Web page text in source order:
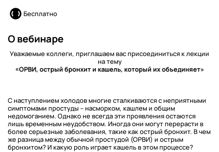
Бесплатно
О вебинаре
Уважаемые коллеги, приглашаем вас присоединиться к лекции
на тему
«ОРВИ, острый бронхит и кашель, который их объединяет»
С наступлением холодов многие сталкиваются с неприятными
симптомами простуды – насморком, кашлем и общим
недомоганием. Однако не всегда эти проявления остаются
лишь временным неудобством. Иногда они могут перерасти в
более серьезные заболевания, такие как острый бронхит. В чем
же разница между обычной простудой (ОРВИ) и острым
бронхитом? И какую роль играет кашель в этом процессе?